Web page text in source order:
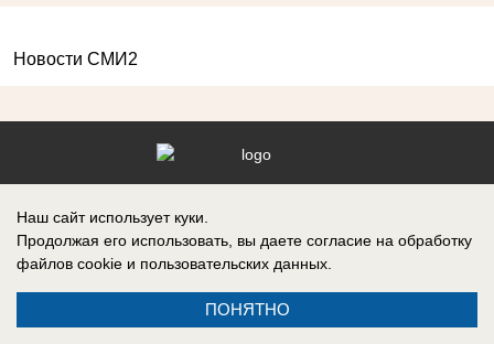
Новости СМИ2
Контакты
Наш сайт использует куки.
Продолжая его использовать, вы даете согласие на обработку
файлов cookie и пользовательских данных.
ПОНЯТНО